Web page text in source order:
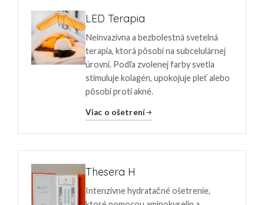
LED Terapia
Neinvazívna a bezbolestná svetelná
terapia, ktorá pôsobí na subcelulárnej
úrovni. Podľa zvolenej farby svetla
stimuluje kolagén, upokojuje pleť alebo
pôsobí proti akné.
Viac o ošetrení
Thesera H
Intenzívne hydratačné ošetrenie,